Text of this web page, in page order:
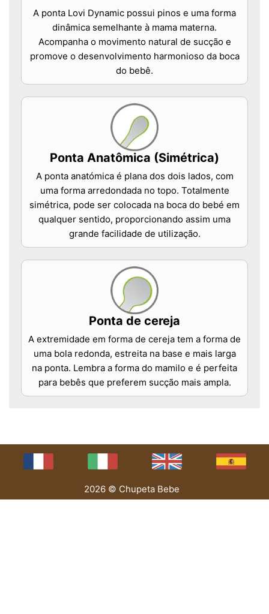
A ponta Lovi Dynamic possui pinos e uma forma
dinâmica semelhante à mama materna.
Acompanha o movimento natural de sucção e
promove o desenvolvimento harmonioso da boca
do bebê.
Ponta Anatômica (Simétrica)
A ponta anatómica é plana dos dois lados, com
uma forma arredondada no topo. Totalmente
simétrica, pode ser colocada na boca do bebé em
qualquer sentido, proporcionando assim uma
grande facilidade de utilização.
Ponta de cereja
A extremidade em forma de cereja tem a forma de
uma bola redonda, estreita na base e mais larga
na ponta. Lembra a forma do mamilo e é perfeita
para bebês que preferem sucção mais ampla.
2026 © Chupeta Bebe